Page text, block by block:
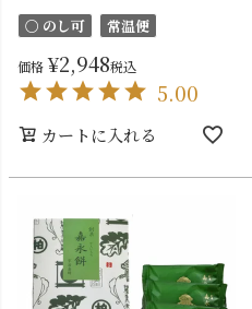
〇 のし可 常温便
価格 ¥2,948税込
5.00
カートに入れる